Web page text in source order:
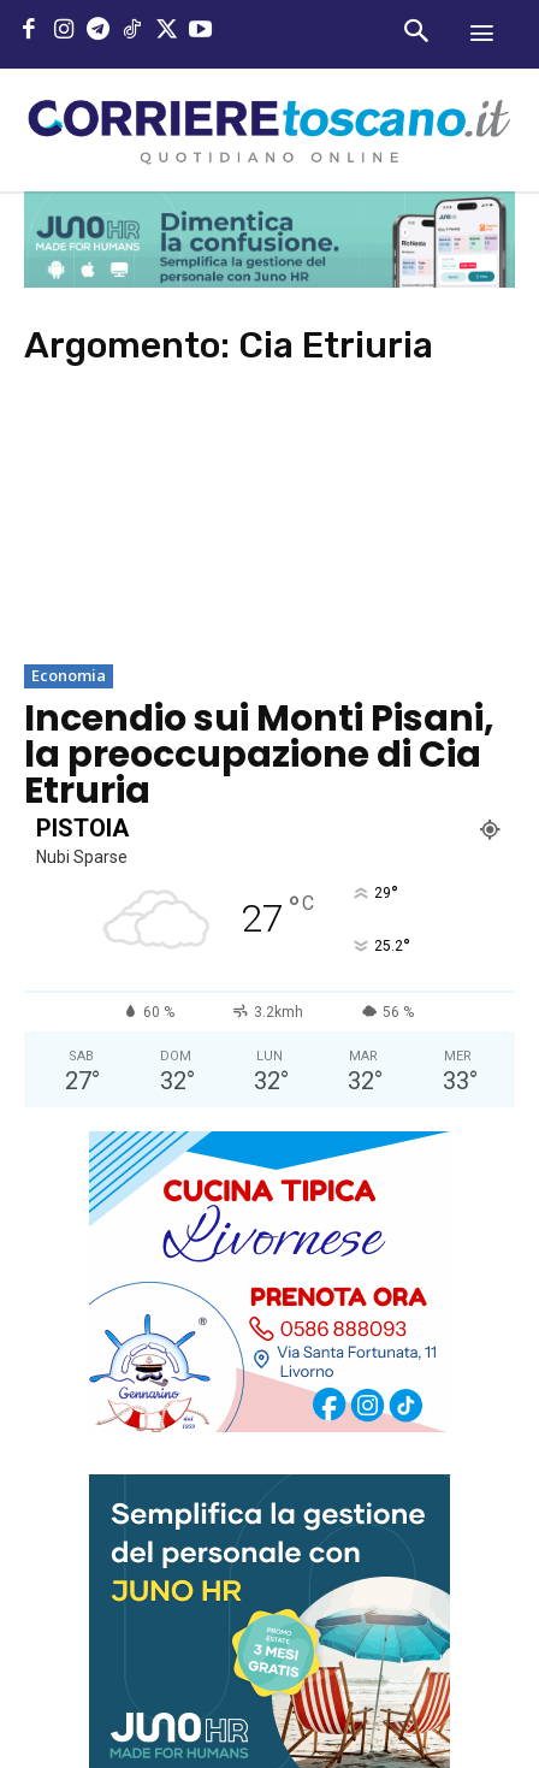
Argomento: Cia Etriuria
Economia
Incendio sui Monti Pisani,
la preoccupazione di Cia
Etruria
PISTOIA
Nubi Sparse
27 °C 29°
25.2°
60 % 3.2kmh 56 %
SAB
27°
DOM
32°
LUN
32°
MAR
32°
MER
33°